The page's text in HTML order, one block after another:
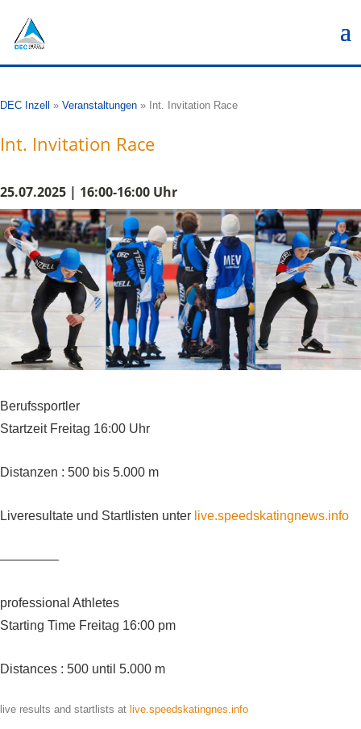
DEC Inzell » Veranstaltungen » Int. Invitation Race
Int. Invitation Race
25.07.2025 | 16:00-16:00 Uhr
Berufssportler
Startzeit Freitag 16:00 Uhr
Distanzen : 500 bis 5.000 m
Liveresultate und Startlisten unter live.speedskatingnews.info
————–
professional Athletes
Starting Time Freitag 16:00 pm
Distances : 500 until 5.000 m
live results and startlists at live.speedskatingnes.info